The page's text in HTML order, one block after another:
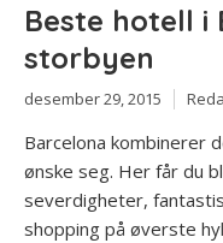
Beste hotell i
storbyen
desember 29, 2015
Barcelona kombinerer
ønske seg. Her får du
severdigheter,
shopping på øverste